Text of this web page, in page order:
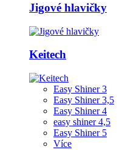
Jigové hlavičky
Keitech
Easy Shiner 3
Easy Shiner 3,5
Easy Shiner 4
easy shiner 4,5
Easy Shiner 5
Více